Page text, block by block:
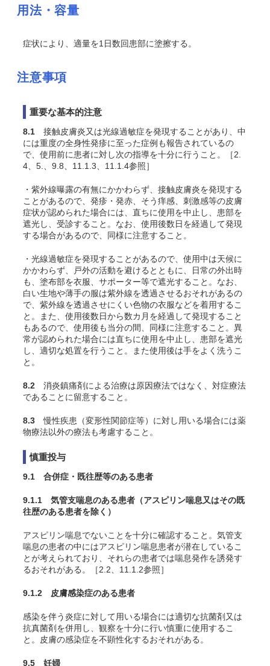
用法・容量
症状により、適量を1日数回患部に塗擦する。
注意事項
重要な基本的注意
8.1 接触皮膚炎又は光線過敏症を発現することがあり、中
には重度の全身性発疹に至った症例も報告されているの
で、使用前に患者に対し次の指導を十分に行うこと。［2.
4、5.、9.8、11.1.3、11.1.4参照］
・紫外線曝露の有無にかかわらず、接触皮膚炎を発現する
ことがあるので、発疹・発赤、そう痒感、刺激感等の皮膚
症状が認められた場合には、直ちに使用を中止し、患部を
遮光し、受診すること。なお、使用後数日を経過して発現
する場合があるので、同様に注意すること。
・光線過敏症を発現することがあるので、使用中は天候に
かかわらず、戸外の活動を避けるとともに、日常の外出時
も、塗布部を衣服、サポーター等で遮光すること。なお、
白い生地や薄手の服は紫外線を透過させるおそれがあるの
で、紫外線を透過させにくい色物の衣服などを着用するこ
と。また、使用後数日から数カ月を経過して発現すること
もあるので、使用後も当分の間、同様に注意すること。異
常が認められた場合には直ちに使用を中止し、患部を遮光
し、適切な処置を行うこと。また使用後は手をよく洗うこ
と。
8.2 消炎鎮痛剤による治療は原因療法ではなく、対症療法
であることに留意すること。
8.3 慢性疾患（変形性関節症等）に対し用いる場合には薬
物療法以外の療法も考慮すること。
慎重投与
9.1 合併症・既往歴等のある患者
9.1.1 気管支喘息のある患者（アスピリン喘息又はその既
往歴のある患者を除く）
アスピリン喘息でないことを十分に確認すること。気管支
喘息の患者の中にはアスピリン喘息患者が潜在しているこ
とが考えられており、それらの患者では喘息発作を誘発す
るおそれがある。［2.2、11.1.2参照］
9.1.2 皮膚感染症のある患者
感染を伴う炎症に対して用いる場合には適切な抗菌剤又は
抗真菌剤を併用し、観察を十分に行い慎重に使用するこ
と。皮膚の感染症を不顕性化するおそれがある。
9.5 妊婦